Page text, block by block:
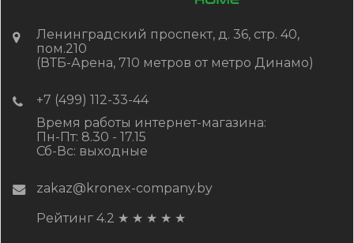
Ленинградский проспект, д. 36, стр. 40,
пом.210
(ВТБ-Арена, 710 метров от метро Динамо)
+7 (499) 112-33-44
Время работы интернет-магазина:
Пн-Пт: 8.30 - 17.15
Сб-Вс: выходные
zakaz@kronex-company.by
Рейтинг 4.2 ★ ★ ★ ★ ★